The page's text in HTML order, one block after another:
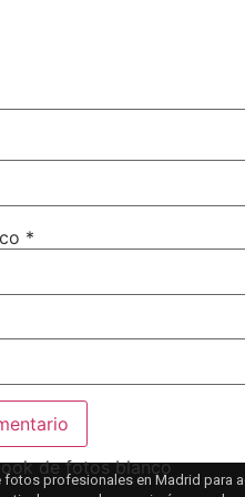
*
fotos profesionales en Madrid para